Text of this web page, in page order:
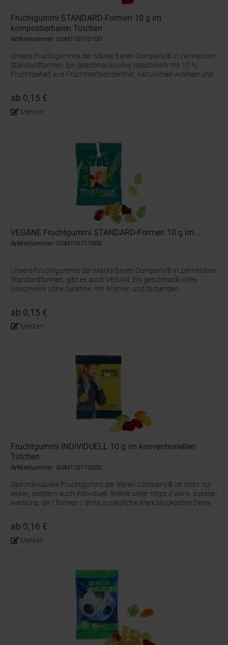
Fruchtgummi STANDARD-Formen 10 g im
kompostierbaren Tütchen
Artikelnummer: SUM110710100
Unsere Fruchtgummis der Marke Bären Company® in zahlreichen
Standardformen. Ein geschmackvolles Naschwerk mit 10 %
Fruchtgehalt aus Fruchtsaftkonzentrat, natürlichen Aromen und
ab 0,15 €
Merken
VEGANE Fruchtgummi STANDARD-Formen 10 g im...
Artikelnummer: SUM110711000
Unsere Fruchtgummis der Marke Bären Company® in zahlreichen
Standardformen, gibt es auch VEGAN. Ein geschmackvolles
Naschwerk ohne Gelatine, mit Aromen und färbenden
gemischt und...
ab 0,15 €
Merken
Fruchtgummi INDIVIDUELL 10 g im konventionellen
Tütchen
Artikelnummer: SUM110710200
Das individuelle Fruchtgummi der Bären Company® ist nicht nur
lecker, sondern auch individuell. Wähle unter https://www. suesse-
werbung. de / formen / ohne zusätzliche Werkzeugkosten Deine
ab 0,16 €
Merken